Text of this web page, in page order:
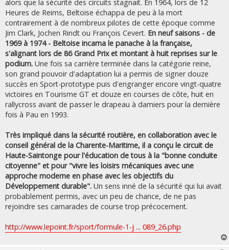
alors que la sécurité des circuits stagnait. En 1964, lors de 12
Heures de Reims, Beltoise échappa de peu à la mort
contrairement à de nombreux pilotes de cette époque comme
Jim Clark, Jochen Rindt ou François Cevert. En neuf saisons - de
1969 à 1974 - Beltoise incarna le panache à la française,
s'alignant lors de 86 Grand Prix et montant à huit reprises sur le
podium. Une fois sa carrière terminée dans la catégorie reine,
son grand pouvoir d'adaptation lui a permis de signer douze
succès en Sport-prototype puis d'engranger encore vingt-quatre
victoires en Tourisme GT et douze en courses de côte, huit en
rallycross avant de passer le drapeau à damiers pour la dernière
fois à Pau en 1993.
Très impliqué dans la sécurité routière, en collaboration avec le
conseil général de la Charente-Maritime, il a conçu le circuit de
Haute-Saintonge pour l'éducation de tous à la "bonne conduite
citoyenne" et pour "vivre les loisirs mécaniques avec une
approche moderne en phase avec les objectifs du
Développement durable". Un sens inné de la sécurité qui lui avait
probablement permis, avec un peu de chance, de ne pas
rejoindre ses camarades de course trop précocement.
http://www.lepoint.fr/sport/formule-1-j ... 089_26.php